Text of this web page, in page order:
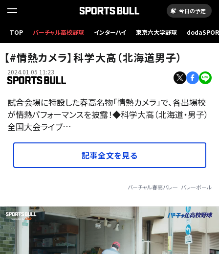
今日の予定
TOP バーチャル高校野球 インターハイ 東京六大学野球
【#情熱カメラ】科学大高（北海道男子）
2024.01.05 11:23
試合会場に特設した春高名物「情熱カメラ」で、各出場校
が情熱パフォーマンスを披露！◆科学大高（北海道・男子）
全国大会ライブ…
記事全文を見る
バーチャル春高バレー バレーボール